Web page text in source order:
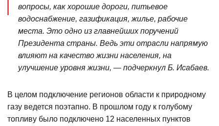
вопросы, как хорошие дороги, питьевое
водоснабжение, газификация, жилье, рабочие
места. Это одно из главнейших поручений
Президента страны. Ведь эти отрасли напрямую
влияют на качество жизни населения, на
улучшение уровня жизни, — подчеркнул Б. Исабаев.
В целом подключение регионов области к природному
газу ведется поэтапно. В прошлом году к голубому
топливу было подключено 12 населенных пунктов